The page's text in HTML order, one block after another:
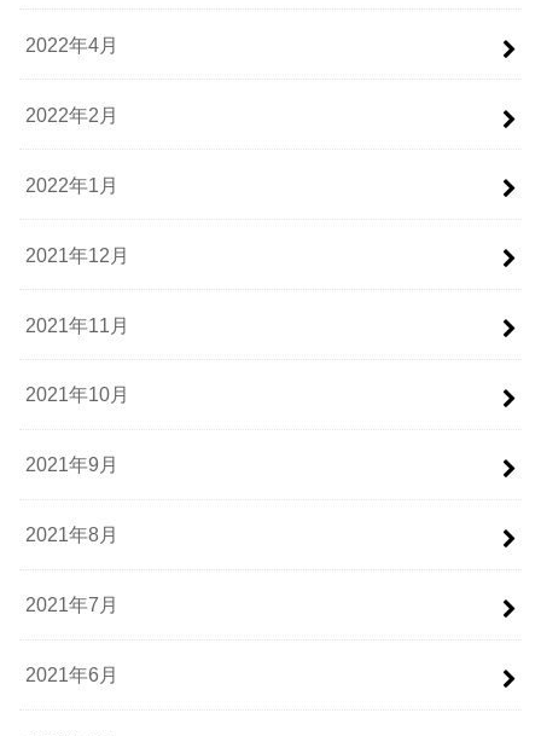
2022年4月
2022年2月
2022年1月
2021年12月
2021年11月
2021年10月
2021年9月
2021年8月
2021年7月
2021年6月